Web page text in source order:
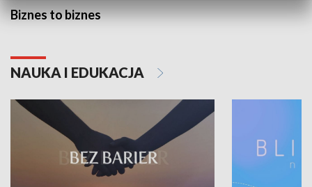
Biznes to biznes
NAUKA I EDUKACJA